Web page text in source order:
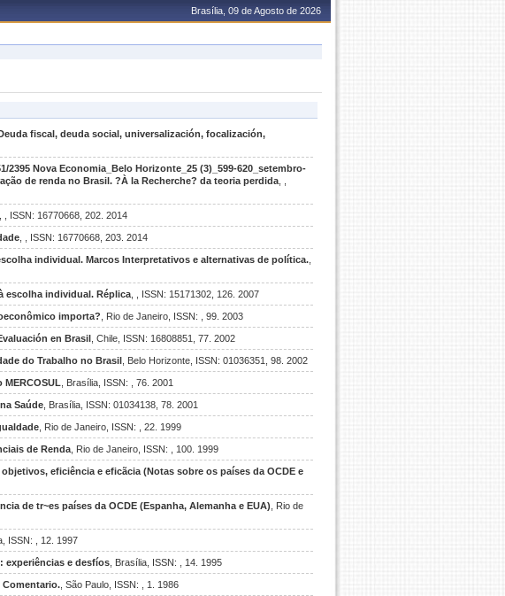
Brasília, 09 de Agosto de 2026
fiscal, deuda social, universalización, focalización,
2395 Nova Economia_Belo Horizonte_25 (3)_599-620_setembro-
de renda no Brasil. ?À la Recherche? da teoria perdida
, , ISSN: 16770668, 202. 2014
, , ISSN: 16770668, 203. 2014
individual. Marcos Interpretativos e alternativas de política.
escolha individual. Réplica , , ISSN: 15171302, 126. 2007
importa? , Rio de Janeiro, ISSN: , 99. 2003
en Brasil , Chile, ISSN: 16808851, 77. 2002
do Trabalho no Brasil , Belo Horizonte, ISSN: 01036351, 98. 2002
, Brasília, ISSN: , 76. 2001
Saúde , Brasília, ISSN: 01034138, 78. 2001
, Rio de Janeiro, ISSN: , 22. 1999
de Renda , Rio de Janeiro, ISSN: , 100. 1999
eficiência e eficãcia (Notas sobre os países da OCDE e
de tr~es países da OCDE (Espanha, Alemanha e EUA) , Rio de
ISSN: , 12. 1997
experiências e desfíos , Brasília, ISSN: , 14. 1995
Comentario. , São Paulo, ISSN: , 1. 1986